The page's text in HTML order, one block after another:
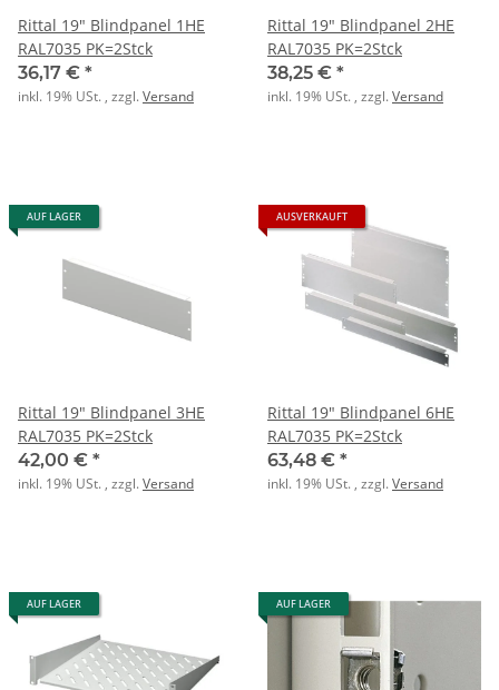
Rittal 19" Blindpanel 1HE
RAL7035 PK=2Stck
36,17 € *
inkl. 19% USt. , zzgl.Versand
Rittal 19" Blindpanel 2HE
RAL7035 PK=2Stck
38,25 € *
inkl. 19% USt. , zzgl.Versand
AUF LAGER
Rittal 19" Blindpanel 3HE
RAL7035 PK=2Stck
42,00 € *
inkl. 19% USt. , zzgl.Versand
AUSVERKAUFT
Rittal 19" Blindpanel 6HE
RAL7035 PK=2Stck
63,48 € *
inkl. 19% USt. , zzgl.Versand
AUF LAGER AUF LAGER